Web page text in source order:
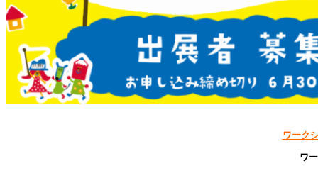
ワーク
ワ